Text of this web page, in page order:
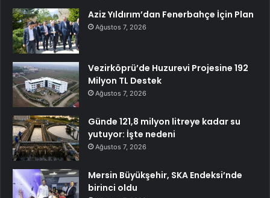
Aziz Yıldırım’dan Fenerbahçe İçin Plan
Ağustos 7, 2026
Vezirköprü’de Huzurevi Projesine 192
Milyon TL Destek
Ağustos 7, 2026
Günde 121,8 milyon litreye kadar su
yutuyor: İşte nedeni
Ağustos 7, 2026
Mersin Büyükşehir, SKA Endeksi’nde
birinci oldu